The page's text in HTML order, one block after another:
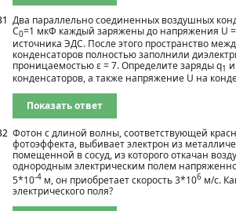
Два параллельно соединенных воздушных
С0=1 мкФ каждый заряжены до напряжения U
источника ЭДС. После этого пространство
конденсаторов полностью заполнили
проницаемостью ε = 7. Определите заряды q1
конденсаторов, а также напряжение U на
Показать ответ
Фотон с длиной волны, соответствующей
фотоэффекта, выбивает электрон из
помещенной в сосуд, из которого откачан
однородным электрическим полем
5*10-4 м, он приобретает скорость 3*106 м/с.
электрического поля?